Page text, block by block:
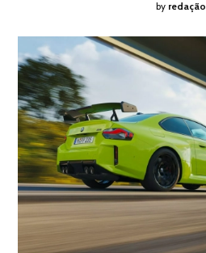
by redação